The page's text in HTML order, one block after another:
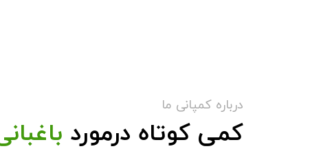
درباره کمپانی ما
کمی کوتاه درمورد